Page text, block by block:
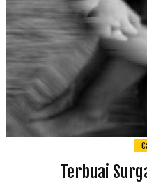
Terbuai